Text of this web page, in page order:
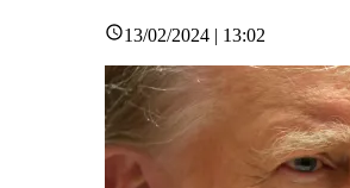
13/02/2024 | 13:02